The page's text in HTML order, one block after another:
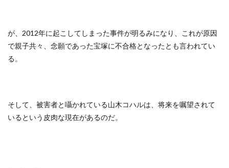
が、2012年に起こしてしまった事件が明るみになり、これが原因
で親子共々、念願であった宝塚に不合格となったとも言われてい
る。
そして、被害者と囁かれている山木コハルは、将来を嘱望されて
いるという皮肉な現在があるのだ。